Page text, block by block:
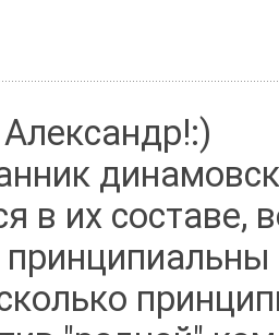
в их составе,